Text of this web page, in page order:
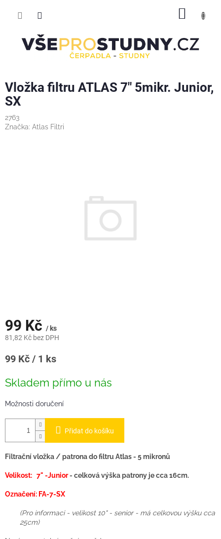
Vložka filtru ATLAS 7" 5mikr. Junior,
SX
2763
Značka: Atlas Filtri
99 Kč / ks
81,82 Kč bez DPH
Měrná
99 Kč / 1 ks
Skladem přímo u nás
Možnosti doručení
Přidat do košíku
Filtrační vložka / patrona do filtru Atlas - 5 mikronů
Velikost: 7" -Junior- celková výška patrony je cca 16cm.
Označení: FA-7-SX
(Pro informaci - velikost 10" - senior - má celkovou výšku cca
25cm)